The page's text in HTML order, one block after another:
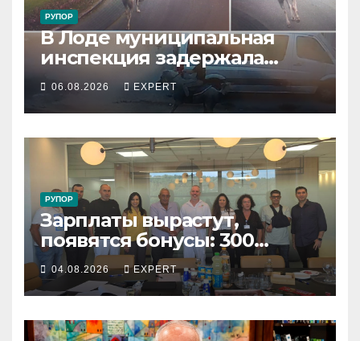
РУПОР
В Лоде муниципальная
инспекция задержала
подростка, устроившего
опасную скачку на лошади
по улицам города
06.08.2026 EXPERT
РУПОР
Зарплаты вырастут,
появятся бонусы: 300
сотрудников «Штраус»
получили новый
коллективный договор
04.08.2026 EXPERT